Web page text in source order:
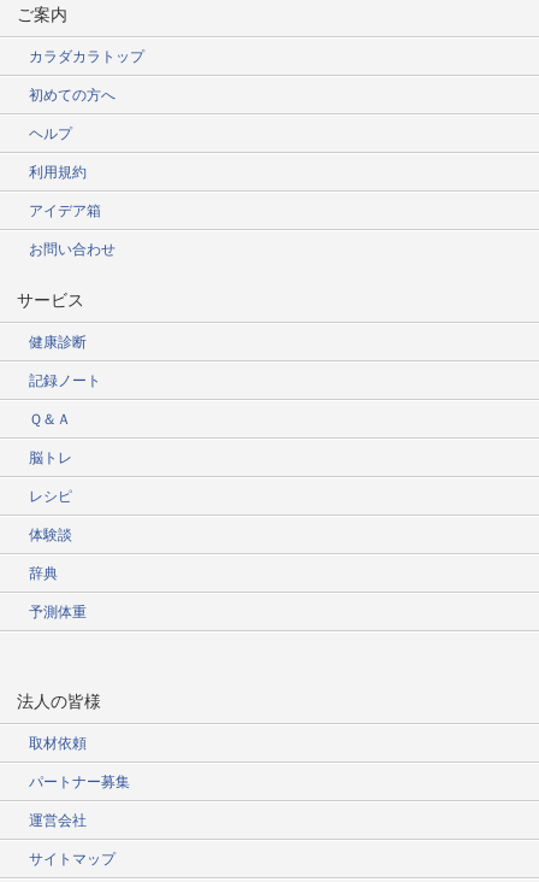
ご案内
カラダカラトップ
初めての方へ
ヘルプ
利用規約
アイデア箱
お問い合わせ
サービス
健康診断
記録ノート
Ｑ＆Ａ
脳トレ
レシピ
体験談
辞典
予測体重
法人の皆様
取材依頼
パートナー募集
運営会社
サイトマップ